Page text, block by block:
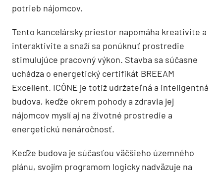
potrieb nájomcov.
Tento kancelársky priestor napomáha kreativite a
interaktivite a snaží sa ponúknuť prostredie
stimulujúce pracovný výkon. Stavba sa súčasne
uchádza o energetický certifikát BREEAM
Excellent. ICÔNE je totiž udržateľná a inteligentná
budova, keďže okrem pohody a zdravia jej
nájomcov myslí aj na životné prostredie a
energetickú nenáročnosť.
Keďže budova je súčasťou väčšieho územného
plánu, svojím programom logicky nadväzuje na